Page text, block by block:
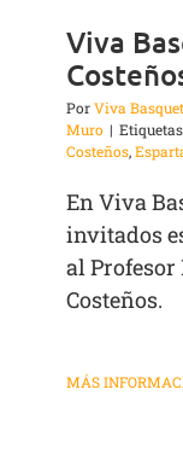
Viva
PorViva Basquet
Muro |
Costeños,
En Viva
invitados
al Profesor
Costeños.
MÁS